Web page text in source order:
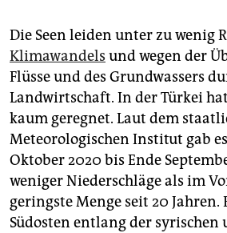
Die Seen leiden unter zu wenig
Klimawandels und wegen der
Flüsse und des Grundwassers
Landwirtschaft. In der Türkei
kaum geregnet. Laut dem
Meteorologischen Institut gab
Oktober 2020 bis Ende
weniger Niederschläge als im
geringste Menge seit 20 Jahren.
Südosten entlang der syrischen